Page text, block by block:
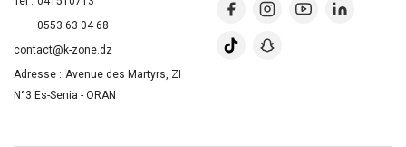
0553 63 04 68
contact@k-zone.dz
Adresse : Avenue des Martyrs, ZI
N°3 Es-Senia - ORAN